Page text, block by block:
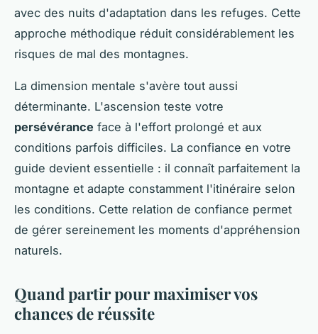
avec des nuits d'adaptation dans les refuges. Cette
approche méthodique réduit considérablement les
risques de mal des montagnes.
La dimension mentale s'avère tout aussi
déterminante. L'ascension teste votre
persévérance face à l'effort prolongé et aux
conditions parfois difficiles. La confiance en votre
guide devient essentielle : il connaît parfaitement la
montagne et adapte constamment l'itinéraire selon
les conditions. Cette relation de confiance permet
de gérer sereinement les moments d'appréhension
naturels.
Quand partir pour maximiser vos
chances de réussite